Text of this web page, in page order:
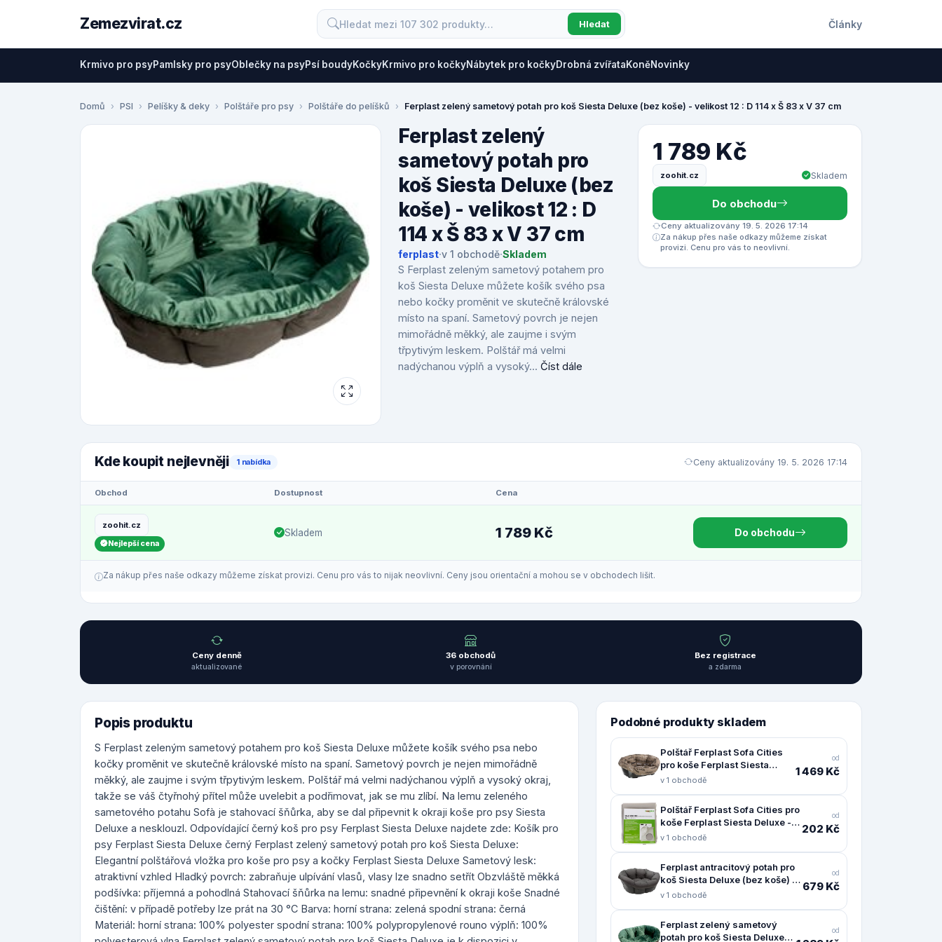
Zemezvirat.cz Hledat Články
Krmivo pro psyPamlsky pro psyOblečky na psyPsí boudyKočkyKrmivo pro kočkyNábytek pro kočkyDrobná zvířataKoněNovinky
Domů PSI Pelíšky & deky Polštáře pro psy Polštáře do pelíšků Ferplast zelený sametový potah pro koš Siesta Deluxe (bez koše) - velikost 12 : D 114 x Š 83 x V 37 cm
Ferplast zelený
sametový potah pro
koš Siesta Deluxe (bez
koše) - velikost 12 : D
114 x Š 83 x V 37 cm
ferplast·v 1 obchodě·Skladem
S Ferplast zeleným sametový potahem pro
koš Siesta Deluxe můžete košík svého psa
nebo kočky proměnit ve skutečně královské
místo na spaní. Sametový povrch je nejen
mimořádně měkký, ale zaujme i svým
třpytivým leskem. Polštář má velmi
nadýchanou výplň a vysoký... Číst dále
1 789 Kč
zoohit.cz Skladem
Do obchodu
Ceny aktualizovány 19. 5. 2026 17:14
Za nákup přes naše odkazy můžeme získat
provizi. Cenu pro vás to neovlivní.
Kde koupit nejlevněji 1 nabídka Ceny aktualizovány 19. 5. 2026 17:14
Obchod Dostupnost Cena
zoohit.cz
Nejlepší cena
Skladem 1 789 Kč Do obchodu
Za nákup přes naše odkazy můžeme získat provizi. Cenu pro vás to nijak neovlivní. Ceny jsou orientační a mohou se v obchodech lišit.
Ceny denně
aktualizované
36 obchodů
v porovnání
Bez registrace
a zdarma
Popis produktu
S Ferplast zeleným sametový potahem pro koš Siesta Deluxe můžete košík svého psa nebo
kočky proměnit ve skutečně královské místo na spaní. Sametový povrch je nejen mimořádně
měkký, ale zaujme i svým třpytivým leskem. Polštář má velmi nadýchanou výplň a vysoký okraj,
takže se váš čtyřnohý přítel může uvelebit a podřimovat, jak se mu zlíbí. Na lemu zeleného
sametového potahu Sofà je stahovací šňůrka, aby se dal připevnit k okraji koše pro psy Siesta
Deluxe a nesklouzl. Odpovídající černý koš pro psy Ferplast Siesta Deluxe najdete zde: Košík pro
psy Ferplast Siesta Deluxe černý Ferplast zelený sametový potah pro koš Siesta Deluxe:
Elegantní polštářová vložka pro koše pro psy a kočky Ferplast Siesta Deluxe Sametový lesk:
atraktivní vzhled Hladký povrch: zabraňuje ulpívání vlasů, vlasy lze snadno setřít Obzvláště měkká
podšívka: příjemná a pohodlná Stahovací šňůrka na lemu: snadné připevnění k okraji koše Snadné
čištění: v případě potřeby lze prát na 30 °C Barva: horní strana: zelená spodní strana: černá
Materiál: horní strana: 100% polyester spodní strana: 100% polypropylenové rouno výplň: 100%
Podobné produkty skladem
Polštář Ferplast Sofa Cities
pro koše Ferplast Siesta
Deluxe - 10: L 96 x B 71 x H 32
v 1 obchodě
od
1 469 Kč
Polštář Ferplast Sofa Cities pro
koše Ferplast Siesta Deluxe -
Užitečný doplněk: sáček na
v 1 obchodě
od
202 Kč
Ferplast antracitový potah pro
koš Siesta Deluxe (bez koše) -
Velikost: 4: D 64 x Š 48 x V 25
v 1 obchodě
od
679 Kč
Ferplast zelený sametový
potah pro koš Siesta Deluxe
od